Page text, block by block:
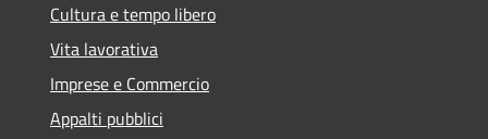
Cultura e tempo libero
Vita lavorativa
Imprese e Commercio
Appalti pubblici